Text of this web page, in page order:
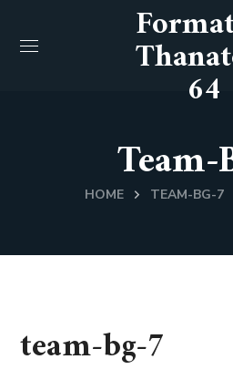
64
Team-
HOME TEAM-BG-7
team-bg-7